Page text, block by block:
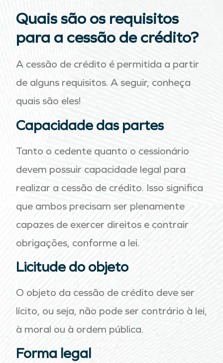
Quais são os requisitos
para a cessão de crédito?
A cessão de crédito é permitida a partir
de alguns requisitos. A seguir, conheça
quais são eles!
Capacidade das partes
Tanto o cedente quanto o cessionário
devem possuir capacidade legal para
realizar a cessão de crédito. Isso significa
que ambos precisam ser plenamente
capazes de exercer direitos e contrair
obrigações, conforme a lei.
Licitude do objeto
O objeto da cessão de crédito deve ser
lícito, ou seja, não pode ser contrário à lei,
à moral ou à ordem pública.
Forma legal